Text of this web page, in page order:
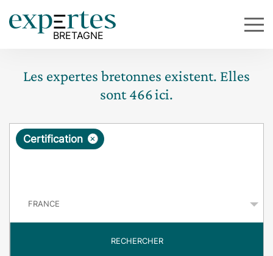
Les expertes bretonnes existent. Elles
sont466ici.
R
ê
×
Certification
RECHERCHER